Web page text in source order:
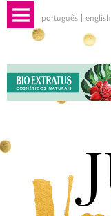
português english